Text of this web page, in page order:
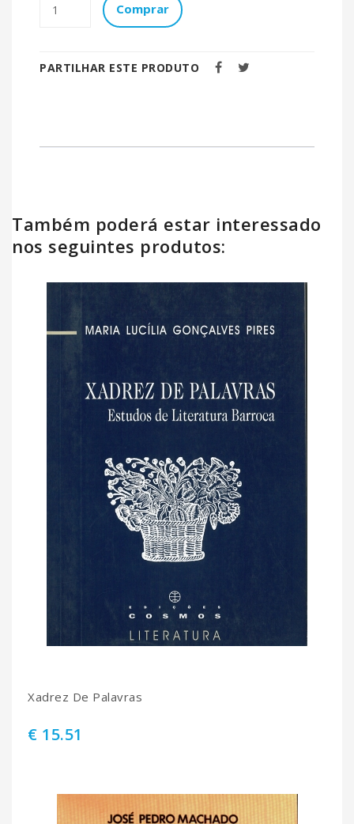
Comprar
PARTILHAR ESTE PRODUTO
Também poderá estar interessado
nos seguintes produtos:
Xadrez De Palavras
€ 15.51